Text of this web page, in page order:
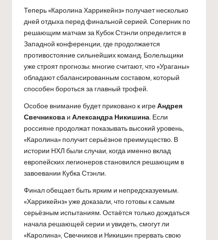
Теперь «Каролина Харрикейнз» получает несколько
дней отдыха перед финальной серией. Соперник по
решающим матчам за Кубок Стэнли определится в
Западной конференции, где продолжается
противостояние сильнейших команд. Болельщики
уже строят прогнозы: многие считают, что «Ураганы»
обладают сбалансированным составом, который
способен бороться за главный трофей.
Особое внимание будет приковано к игреАндрея
Свечникова и Александра Никишина. Если
россияне продолжат показывать высокий уровень,
«Каролина» получит серьёзное преимущество. В
истории НХЛ были случаи, когда именно вклад
европейских легионеров становился решающим в
завоевании Кубка Стэнли.
Финал обещает быть ярким и непредсказуемым.
«Харрикейнз» уже доказали, что готовы к самым
серьёзным испытаниям. Остаётся только дождаться
начала решающей серии и увидеть, смогут ли
«Каролина», Свечников и Никишин прервать свою